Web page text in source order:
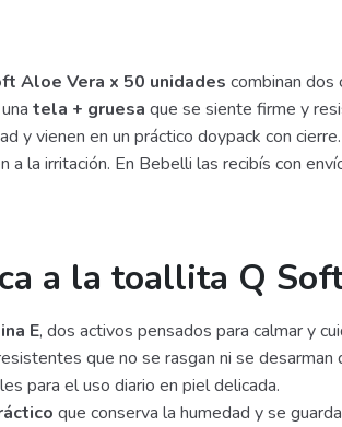
Aloe Vera x 50 unidades combinan dos
tela + gruesa que se siente firme y
y vienen en un práctico doypack con
a la irritación. En Bebelli las recibís con
a la toallita Q
E, dos activos pensados para calmar y
que no se rasgan ni se desarman
para el uso diario en piel delicada.
que conserva la humedad y se